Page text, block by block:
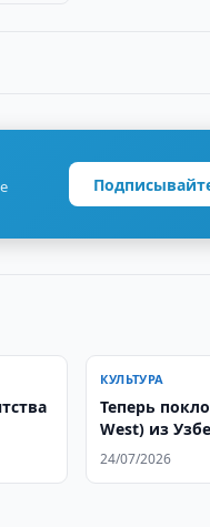
КУЛЬТУРА
Теперь
West) из
купить
24/07/2026